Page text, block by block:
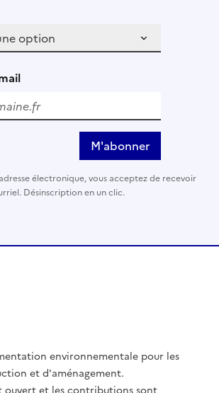
M'abonner
électronique, vous acceptez de recevoir
Désinscription en un clic.
environnementale pour les
et d'aménagement.